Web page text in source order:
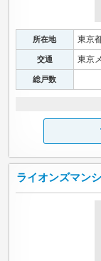
所在地 東京
交通 東京
総戸数
ライオンズマン